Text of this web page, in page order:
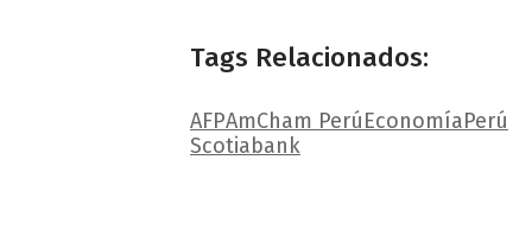
Tags Relacionados:
AFPAmCham PerúEconomíaPerú
Scotiabank